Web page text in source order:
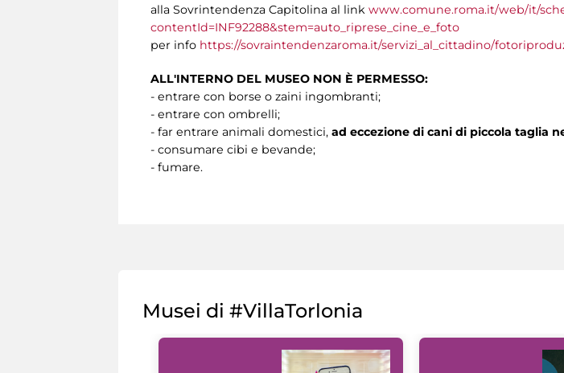
alla Sovrintendenza Capitolina al link www.comune.roma.it/web/it/
contentId=INF92288&stem=auto_riprese_cine_e_foto
per info https://sovraintendenzaroma.it/servizi_al_cittadino/
ALL'INTERNO DEL MUSEO NON È PERMESSO:
- entrare con borse o zaini ingombranti;
- entrare con ombrelli;
- far entrare animali domestici, ad eccezione di cani di piccola taglia
- consumare cibi e bevande;
- fumare.
Musei di #VillaTorlonia